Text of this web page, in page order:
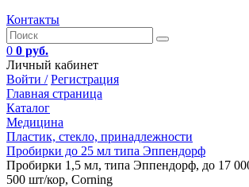
Контакты
0 0 руб.
Личный кабинет
Войти / Регистрация
Главная страница
Каталог
Медицина
Пластик, стекло, принадлежности
Пробирки до 25 мл типа Эппендорф
Пробирки 1,5 мл, типа Эппендорф, до 17
500 шт/кор, Corning